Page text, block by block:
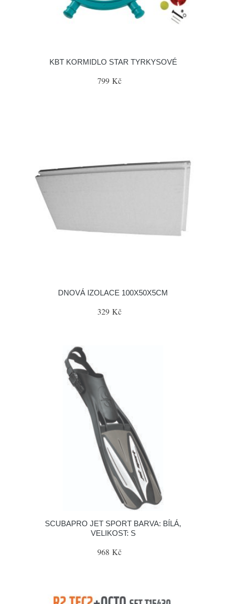
KBT KORMIDLO STAR TYRKYSOVÉ
799 Kč
DNOVÁ IZOLACE 100X50X5CM
329 Kč
SCUBAPRO JET SPORT BARVA: BÍLÁ,
VELIKOST: S
968 Kč